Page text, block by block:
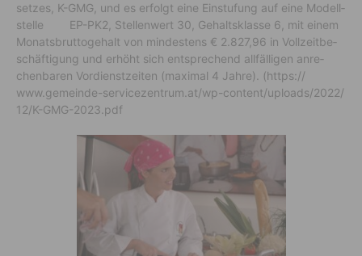
setzes, K-GMG, und es erfolgt eine Einstu­fung auf eine Modell­
stelle EP-PK2, Stel­len­wert 30, Gehalts­klasse 6, mit einem
Monats­brut­to­ge­halt von mindes­tens € 2.827,96 in Voll­zeit­be­
schäf­ti­gung und erhöht sich entspre­chend allfäl­ligen anre­
chen­baren Vordienst­zeiten (maximal 4 Jahre). (https://​
www.gemeinde-service­zen­trum.at/​wp-content/​uploads/​2022/​
12/​K-GMG-2023.pdf